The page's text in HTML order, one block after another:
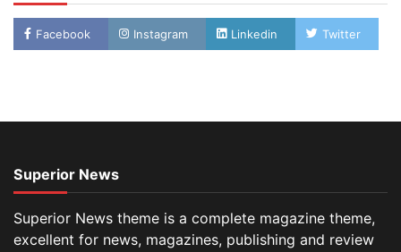
Facebook Instagram Linkedin Twitter
Superior News
Superior News theme is a complete magazine theme,
excellent for news, magazines, publishing and review